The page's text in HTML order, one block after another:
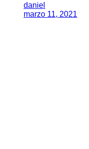
daniel
marzo 11, 2021